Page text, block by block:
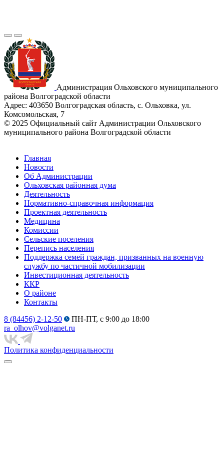
Администрация Ольховского муниципального
района Волгоградской области
Адрес: 403650 Волгоградская область, с. Ольховка, ул.
Комсомольская, 7
© 2025 Официальный сайт Администрации Ольховского
муниципального района Волгоградской области
Главная
Новости
Об Администрации
Ольховская районная дума
Деятельность
Нормативно-справочная информация
Проектная деятельность
Медицина
Комиссии
Сельские поселения
Перепись населения
Поддержка семей граждан, призванных на военную
службу по частичной мобилизации
Инвестиционная деятельность
ККР
О районе
Контакты
8 (84456) 2-12-50
ПН-ПТ, с 9:00 до 18:00
ra_olhov@volganet.ru
Политика конфиденциальности